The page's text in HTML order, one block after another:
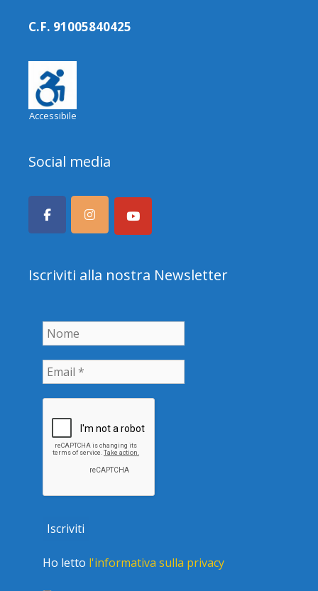
C.F. 91005840425
Accessibile
Social media
Iscriviti alla nostra Newsletter
Ho letto l'informativa sulla privacy